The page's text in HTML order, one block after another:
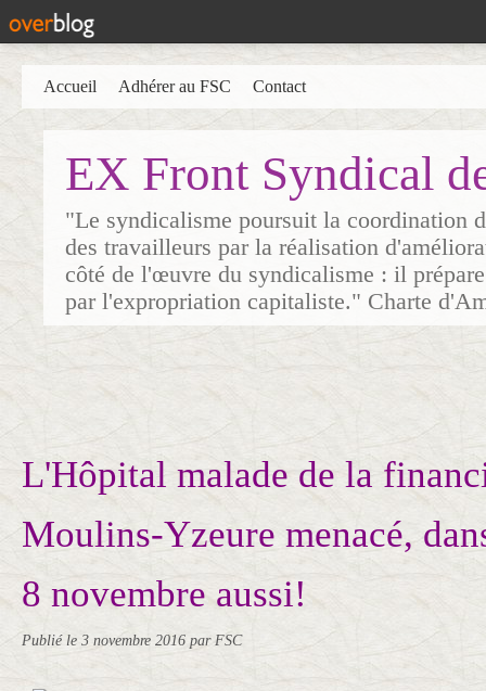
EX Front Syndical
"Le syndicalisme poursuit la coordination
des travailleurs par la réalisation
côté de l'œuvre du syndicalisme : il
par l'expropriation capitaliste." Charte
Accueil Adhérer au FSC Contact
L'Hôpital malade de la
Moulins-Yzeure menacé,
8 novembre aussi!
Publié le 3 novembre 2016 par FSC